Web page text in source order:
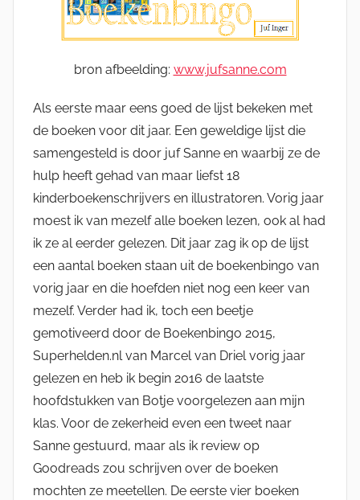
bron afbeelding: www.jufsanne.com
Als eerste maar eens goed de lijst bekeken met
de boeken voor dit jaar. Een geweldige lijst die
samengesteld is door juf Sanne en waarbij ze de
hulp heeft gehad van maar liefst 18
kinderboekenschrijvers en illustratoren. Vorig jaar
moest ik van mezelf alle boeken lezen, ook al had
ik ze al eerder gelezen. Dit jaar zag ik op de lijst
een aantal boeken staan uit de boekenbingo van
vorig jaar en die hoefden niet nog een keer van
mezelf. Verder had ik, toch een beetje
gemotiveerd door de Boekenbingo 2015,
Superhelden.nl van Marcel van Driel vorig jaar
gelezen en heb ik begin 2016 de laatste
hoofdstukken van Botje voorgelezen aan mijn
klas. Voor de zekerheid even een tweet naar
Sanne gestuurd, maar als ik review op
Goodreads zou schrijven over de boeken
mochten ze meetellen. De eerste vier boeken